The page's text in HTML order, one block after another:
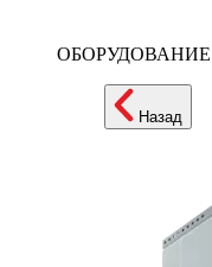
ОБОРУДОВАНИЕ
Назад